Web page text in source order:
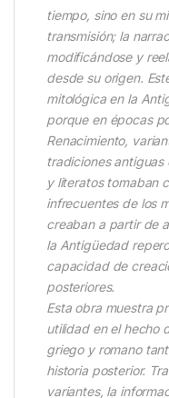
tiempo, sino en su
transmisión; la
modificándose y
desde su origen.
mitológica en la
porque en épocas
Renacimiento,
tradiciones
y literatos tomaban
infrecuentes de los
creaban a partir de
la Antigüedad
capacidad de
posteriores.
Esta obra muestra
utilidad en el hecho
griego y romano
historia posterior.
variantes, la